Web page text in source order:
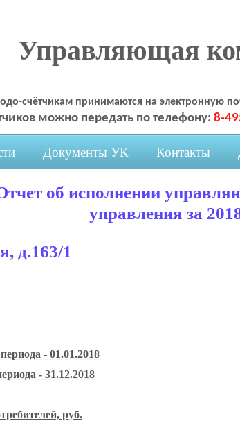
Управляющая
счётчикам принимаются на электронную
можно передать по телефону: 8-
Документы УК Контакты
об исполнении
управления за
д.163/1
- 01.01.2018
- 31.12.2018
руб.